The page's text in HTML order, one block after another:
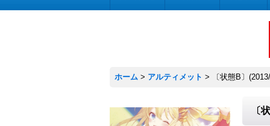
ホーム > アルティメット > 〔状態B〕
〔